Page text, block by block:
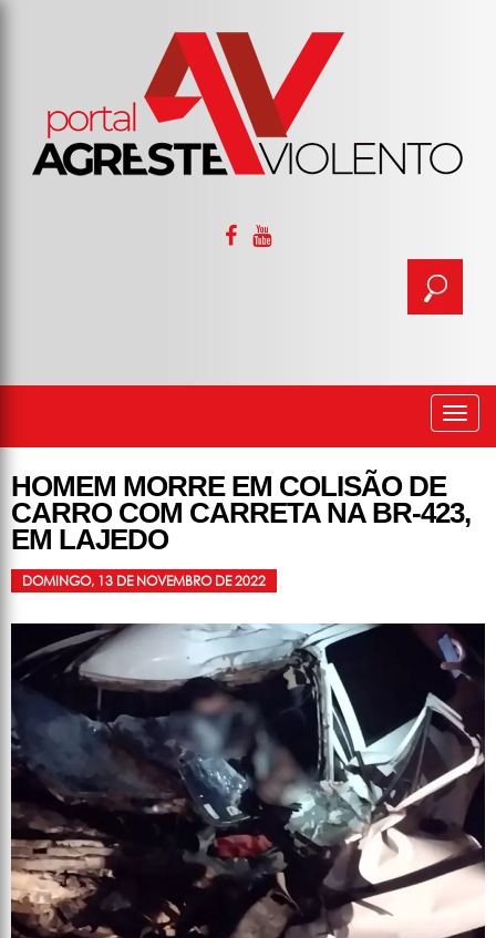
HOMEM MORRE EM COLISÃO DE
CARRO COM CARRETA NA BR-423,
EM LAJEDO
DOMINGO, 13 DE NOVEMBRO DE 2022